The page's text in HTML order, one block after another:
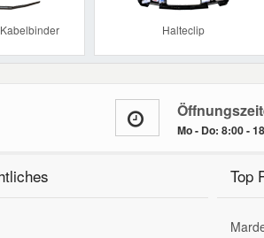
Halteclip
Mo - Do: 8:00 -
Top